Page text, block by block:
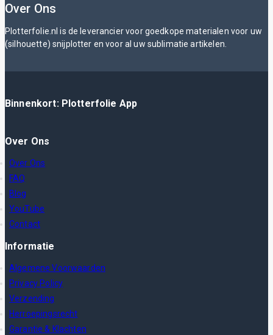
Over Ons
Plotterfolie.nl is de leverancier voor goedkope materialen voor uw
(silhouette) snijplotter en voor al uw sublimatie artikelen.
Binnenkort: Plotterfolie App
Over Ons
Over Ons
FAQ
Blog
YouTube
Contact
Informatie
Algemene Voorwaarden
Privacy Policy
Verzending
Herroepingsrecht
Garantie & Klachten